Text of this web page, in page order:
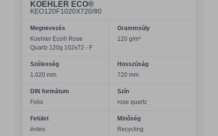
KOEHLER ECO®
KEO120F1020X720/80
Megnevezés
Koehler Eco® Rose
Quartz 120g 102x72 - F
Grammsúly
120 g/m²
Szélesség
1.020 mm
Hosszúság
720 mm
DIN formátum
Folio
Szín
rose quartz
Felület
érdes
Minőség
Recycling